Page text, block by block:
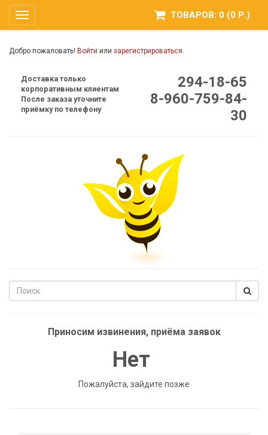
ТОВАРОВ: 0 (0 Р.)
Toggle
navigation
Добро пожаловать! Войти или зарегистрироваться.
Доставка только
корпоративным клиентам
После заказа уточните
приёмку по телефону
294-18-65
8-960-759-84-
30
Приносим извинения, приёма заявок
Нет
Пожалуйста, зайдите позже